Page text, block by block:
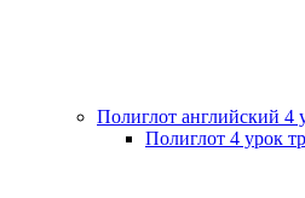
Полиглот английский 4
Полиглот 4 урок